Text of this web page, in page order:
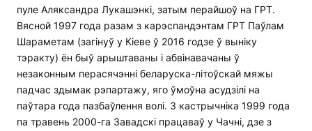
пуле Аляксандра Лукашэнкі, затым перайшоў на ГРТ.
Вясной 1997 года разам з карэспандэнтам ГРТ Паўлам
Шараметам (загінуў у Кіеве ў 2016 годзе ў выніку
тэракту) ён быў арыштаваны і абвінавачаны ў
незаконным перасячэнні беларуска-літоўскай мяжы
падчас здымак рэпартажу, яго ўмоўна асудзілі на
паўтара года пазбаўлення волі. З кастрычніка 1999 года
па травень 2000-га Завадскі працаваў у Чачні, дзе з